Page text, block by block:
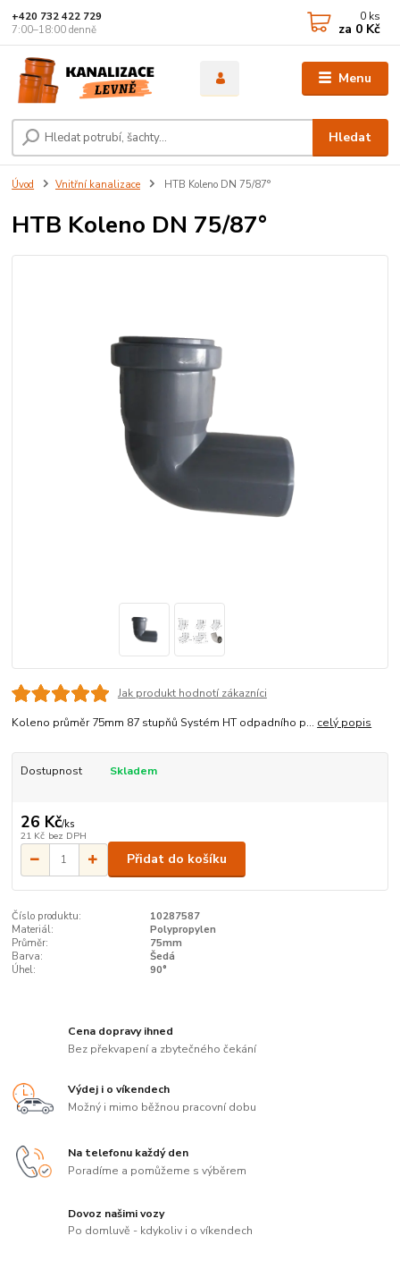
Menu
Hledat
+420 732 422 729
7:00–18:00 denně
0 ks
za 0 Kč
Úvod Vnitřní kanalizace HTB Koleno DN 75/87°
HTB Koleno DN 75/87°
Jak produkt hodnotí zákazníci
Koleno průměr 75mm 87 stupňů Systém HT odpadního p... celý popis
Dostupnost Skladem
26 Kč/ks
21 Kč bez DPH
Přidat do košíku
Číslo produktu:
10287587
Materiál:
Polypropylen
Průměr:
75mm
Barva:
Šedá
Úhel:
90°
Cena dopravy ihned
Bez překvapení a zbytečného čekání
Výdej i o víkendech
Možný i mimo běžnou pracovní dobu
Na telefonu každý den
Poradíme a pomůžeme s výběrem
Dovoz našimi vozy
Po domluvě - kdykoliv i o víkendech